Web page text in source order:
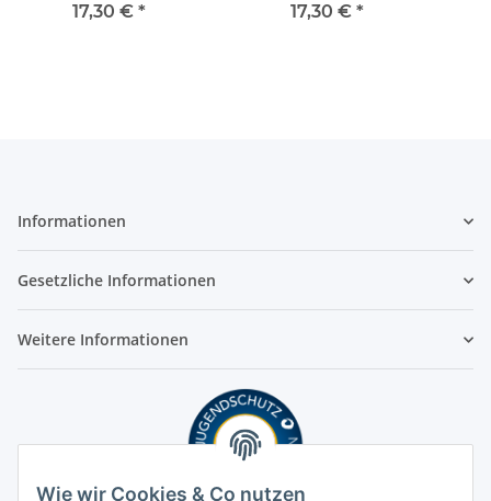
17,30 € *
17,30 € *
Informationen
Gesetzliche Informationen
Weitere Informationen
Wie wir Cookies & Co nutzen